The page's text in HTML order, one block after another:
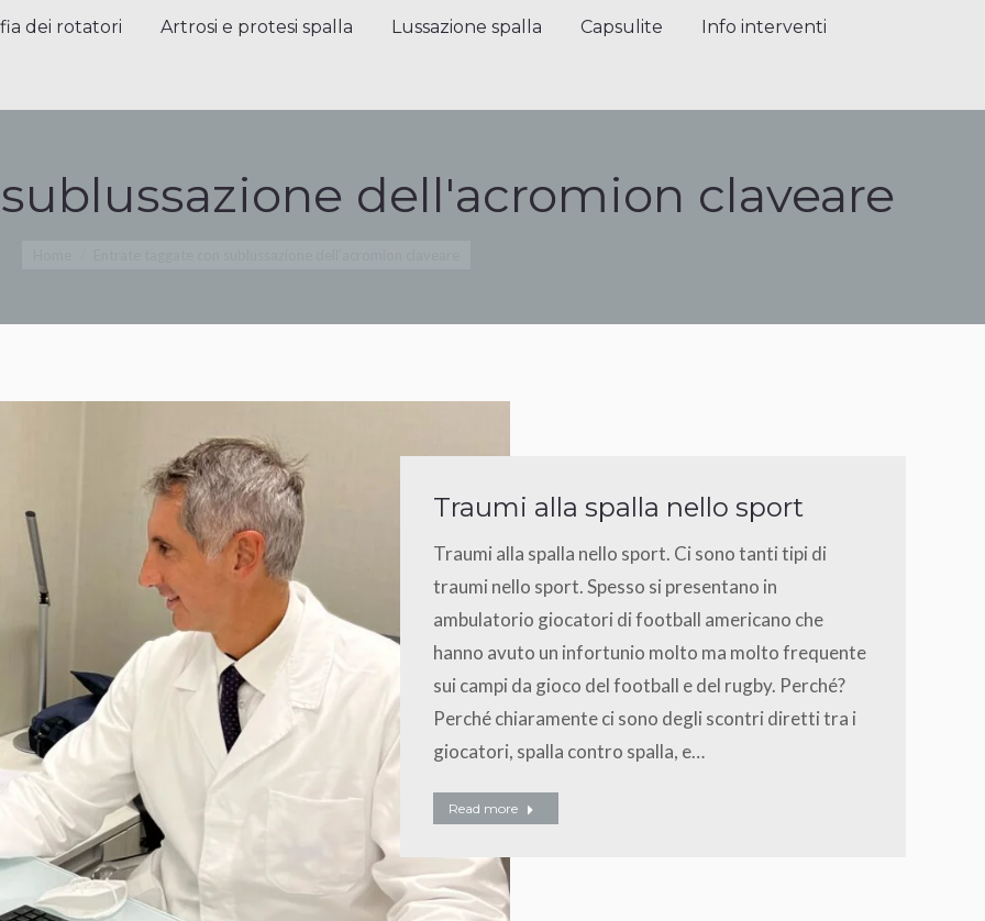
dei rotatori Artrosi e protesi spalla Lussazione spalla Capsulite Info interventi
sublussazione dell'acromion claveare
Traumi alla spalla nello sport
Traumi alla spalla nello sport. Ci sono tanti tipi di
traumi nello sport. Spesso si presentano in
ambulatorio giocatori di football americano che
hanno avuto un infortunio molto ma molto frequente
sui campi da gioco del football e del rugby. Perché?
Perché chiaramente ci sono degli scontri diretti tra i
giocatori, spalla contro spalla, e…
Read more
dei rotatori Artrosi e protesi spalla Lussazione spalla Capsulite Info interventi